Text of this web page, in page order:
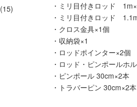
(15)
・ミリ目付きロッド
・ミリ目付きロッド
・クロス金具×1個
・収納袋×1
・ロッドポインター×2個
・ロッド・ピンポールホ
・ピンポール 30cm×2本
・トラバーピン 30cm×2本